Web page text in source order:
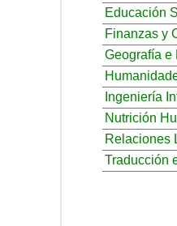
Educación
Finanzas y
Geografía e
Ingeniería
Nutrición
Relaciones
Traducción